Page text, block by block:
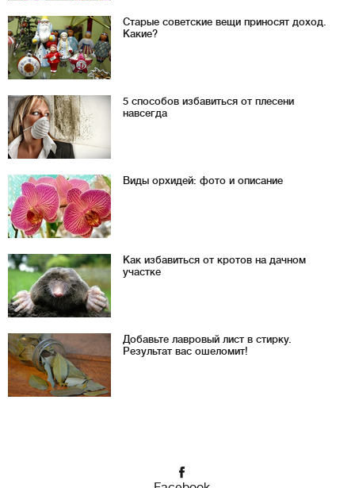
Старые советские вещи приносят доход.
Какие?
5 способов избавиться от плесени
навсегда
Виды орхидей: фото и описание
Как избавиться от кротов на дачном
участке
Добавьте лавровый лист в стирку.
Результат вас ошеломит!